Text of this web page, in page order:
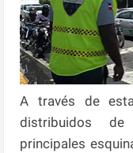
A través de
distribuidos
principales